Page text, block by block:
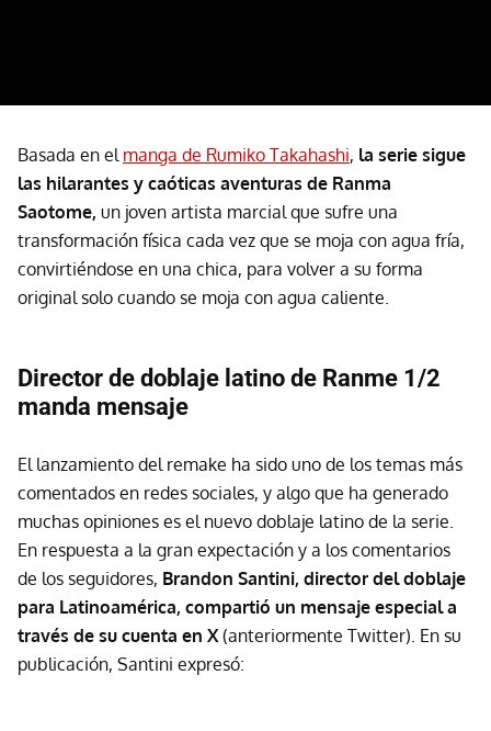
Basada en el manga de Rumiko Takahashi, la serie sigue
las hilarantes y caóticas aventuras de Ranma
Saotome, un joven artista marcial que sufre una
transformación física cada vez que se moja con agua fría,
convirtiéndose en una chica, para volver a su forma
original solo cuando se moja con agua caliente.
Director de doblaje latino de Ranme 1/2
manda mensaje
El lanzamiento del remake ha sido uno de los temas más
comentados en redes sociales, y algo que ha generado
muchas opiniones es el nuevo doblaje latino de la serie.
En respuesta a la gran expectación y a los comentarios
de los seguidores, Brandon Santini, director del doblaje
para Latinoamérica, compartió un mensaje especial a
través de su cuenta en X(anteriormente Twitter). En su
publicación, Santini expresó: